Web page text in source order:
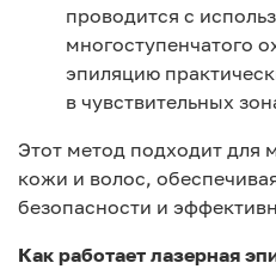
проводится с
многоступенчатого
эпиляцию
в чувствительных
Этот метод подходит
кожи и волос,
безопасности и
Как работает лазерная